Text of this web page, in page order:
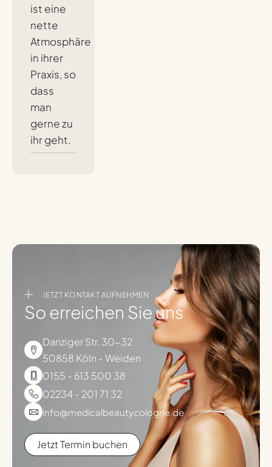
ist eine
nette
Atmosphäre
in ihrer
Praxis, so
dass
man
gerne zu
ihr geht.
JETZT KONTAKT AUFNEHMEN
So erreichen Sie uns
Danziger Str. 30-32
50858 Köln - Weiden
0155 - 613 500 38
02234 - 201 71 32
info@medicalbeautycologne.de
Jetzt Termin buchen